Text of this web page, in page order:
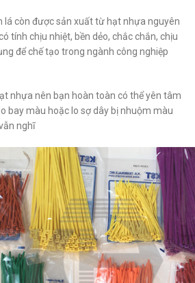
lá còn được sản xuất từ hạt nhựa nguyên
tính chịu nhiệt, bền dẻo, chắc chắn, chịu
để chế tạo trong ngành công nghiệp
nhựa nên bạn hoàn toàn có thể yên tâm
bay màu hoặc lo sợ dây bị nhuộm màu
nghĩ